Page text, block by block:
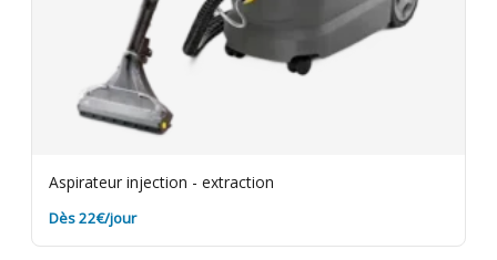
Aspirateur injection - extraction
Dès 22€/jour